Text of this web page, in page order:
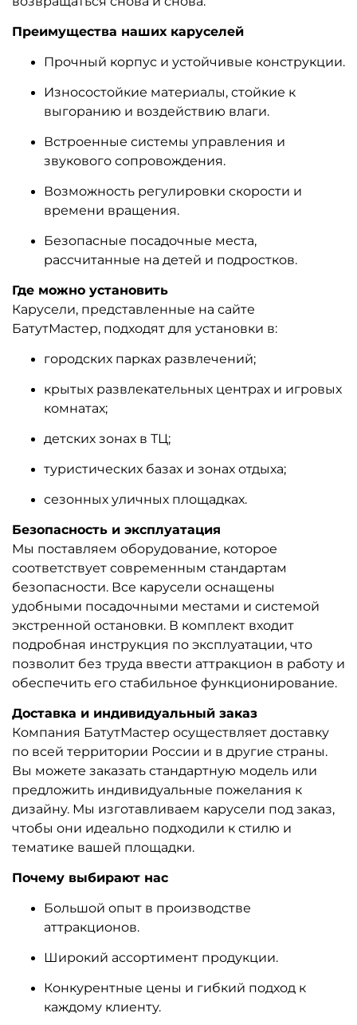
Преимущества наших каруселей
Прочный корпус и устойчивые конструкции.
Износостойкие материалы, стойкие к
выгоранию и воздействию влаги.
Встроенные системы управления и
звукового сопровождения.
Возможность регулировки скорости и
времени вращения.
Безопасные посадочные места,
рассчитанные на детей и подростков.
Где можно установить
Карусели, представленные на сайте
БатутМастер, подходят для установки в:
городских парках развлечений;
крытых развлекательных центрах и игровых
комнатах;
детских зонах в ТЦ;
туристических базах и зонах отдыха;
сезонных уличных площадках.
Безопасность и эксплуатация
Мы поставляем оборудование, которое
соответствует современным стандартам
безопасности. Все карусели оснащены
удобными посадочными местами и системой
экстренной остановки. В комплект входит
подробная инструкция по эксплуатации, что
позволит без труда ввести аттракцион в работу и
обеспечить его стабильное функционирование.
Доставка и индивидуальный заказ
Компания БатутМастер осуществляет доставку
по всей территории России и в другие страны.
Вы можете заказать стандартную модель или
предложить индивидуальные пожелания к
дизайну. Мы изготавливаем карусели под заказ,
чтобы они идеально подходили к стилю и
тематике вашей площадки.
Почему выбирают нас
Большой опыт в производстве
аттракционов.
Широкий ассортимент продукции.
Конкурентные цены и гибкий подход к
каждому клиенту.